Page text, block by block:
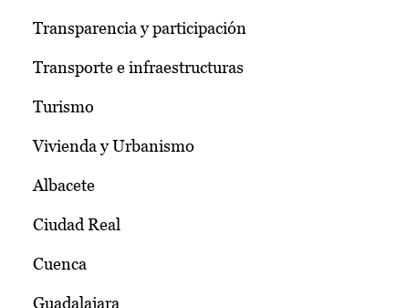
Transparencia y participación
Transporte e infraestructuras
Turismo
Vivienda y Urbanismo
Albacete
Ciudad Real
Cuenca
Guadalajara